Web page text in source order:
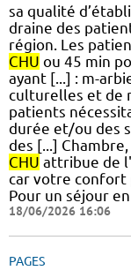
sa qualité
draine des
région. Les
CHU ou 45 min
ayant [...] : m-
culturelles et de
patients
durée et/ou des
des [...]
CHU attribue de
car votre confort
Pour un séjour
18/06/2026 16:06
PAGES